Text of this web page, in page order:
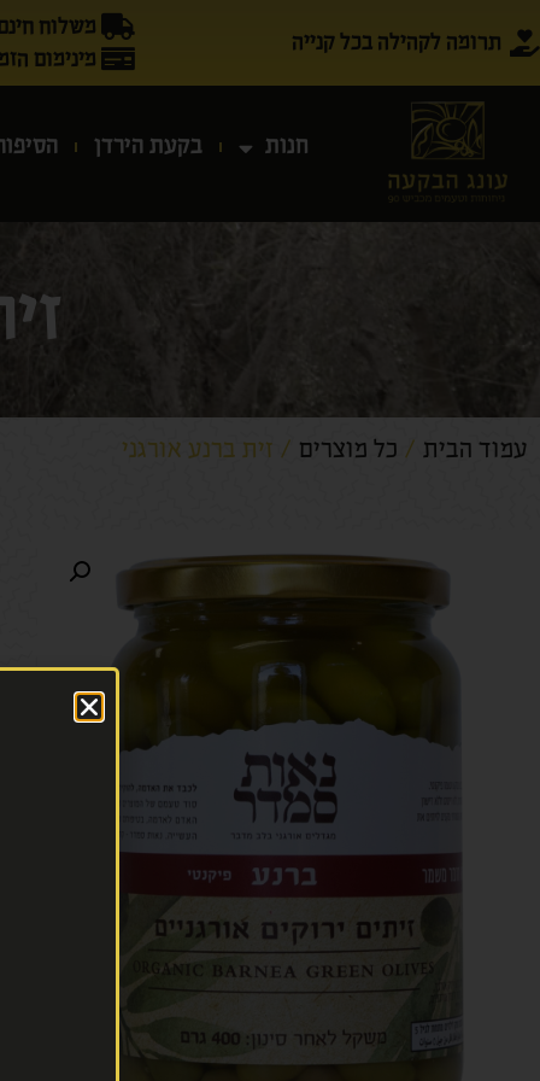
תרומה לקהילה בכל קנייה
משלוח חינם
מינימום הזמנה
חנות בקעת הירדן
עמוד הבית / כל מוצרים / זית ברנע אורגני